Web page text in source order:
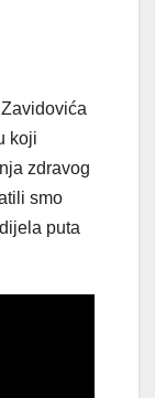
koji
zdravog
smo
puta